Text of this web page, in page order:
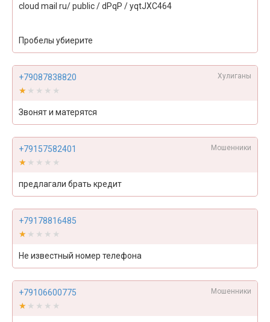
cloud mail ru/ public / dPqP / yqtJXC464
Пробелы убиерите
+79087838820 Хулиганы
★★★★★
★★★★★
Звонят и матерятся
+79157582401 Мошенники
★★★★★
★★★★★
предлагали брать кредит
+79178816485
★★★★★
★★★★★
Не известный номер телефона
+79106600775 Мошенники
★★★★★
★★★★★